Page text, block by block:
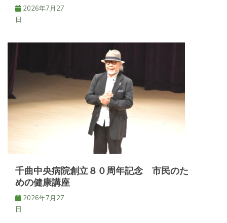
2026年7月27
日
千曲中央病院創立８０周年記念 市民のた
めの健康講座
2026年7月27
日